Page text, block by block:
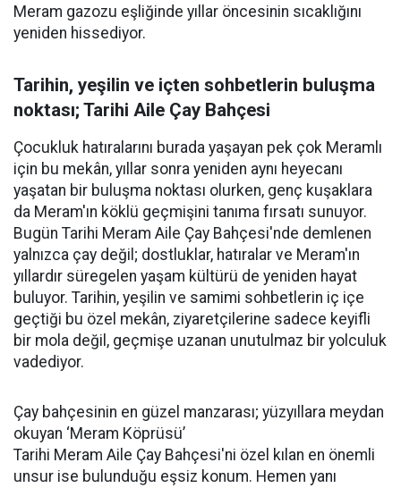
Meram gazozu eşliğinde yıllar öncesinin sıcaklığını
yeniden hissediyor.
Tarihin, yeşilin ve içten sohbetlerin buluşma
noktası; Tarihi Aile Çay Bahçesi
Çocukluk hatıralarını burada yaşayan pek çok Meramlı
için bu mekân, yıllar sonra yeniden aynı heyecanı
yaşatan bir buluşma noktası olurken, genç kuşaklara
da Meram'ın köklü geçmişini tanıma fırsatı sunuyor.
Bugün Tarihi Meram Aile Çay Bahçesi'nde demlenen
yalnızca çay değil; dostluklar, hatıralar ve Meram'ın
yıllardır süregelen yaşam kültürü de yeniden hayat
buluyor. Tarihin, yeşilin ve samimi sohbetlerin iç içe
geçtiği bu özel mekân, ziyaretçilerine sadece keyifli
bir mola değil, geçmişe uzanan unutulmaz bir yolculuk
vadediyor.
Çay bahçesinin en güzel manzarası; yüzyıllara meydan
okuyan ‘Meram Köprüsü’
Tarihi Meram Aile Çay Bahçesi'ni özel kılan en önemli
unsur ise bulunduğu eşsiz konum. Hemen yanı